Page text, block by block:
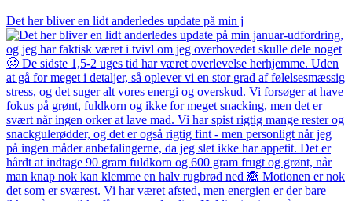
Det her bliver en lidt anderledes update på min j